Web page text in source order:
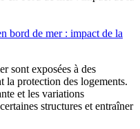
bord de mer : impact de la
sont exposées à des
protection des logements.
et les variations
structures et entraîner